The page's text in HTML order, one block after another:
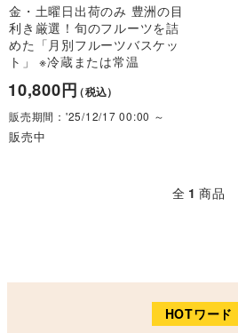
金・土曜日出荷のみ 豊洲の目
利き厳選！旬のフルーツを詰
めた「月別フルーツバスケッ
ト」 ※冷蔵または常温
10,800円（税込）
販売期間：'25/12/17 00:00 ～
販売中
全 1 商品
HOTワード